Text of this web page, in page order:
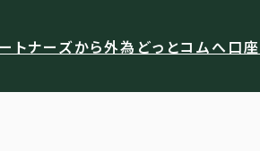
トナーズから外為どっとコムへ口